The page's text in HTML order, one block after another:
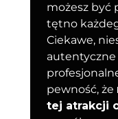
możesz być
tętno
Ciekawe,
autentyczne
pewność, że
tej atrakcji